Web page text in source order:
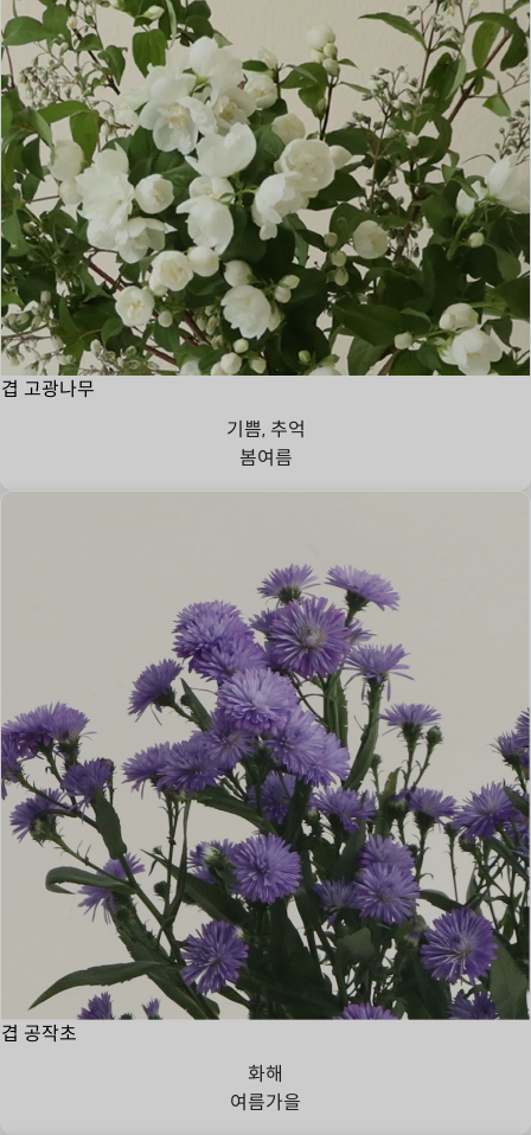
겹 고광나무
기쁨, 추억
봄여름
겹 공작초
화해
여름가을